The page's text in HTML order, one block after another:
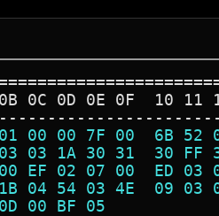
0C 0D 0E 0F  10 11
00 00 7F 00  6B
03 1A 30 31  30
EF 02 07 00  ED
04 54 03 4E  09
34 02